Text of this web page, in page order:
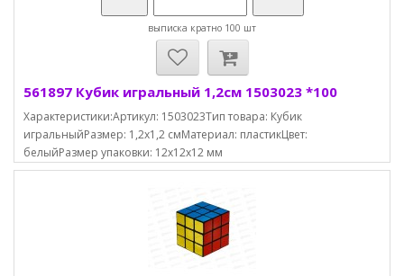
выписка кратно 100 шт
561897 Кубик игральный 1,2см 1503023 *100
Характеристики:Артикул: 1503023Тип товара: Кубик
игральныйРазмер: 1,2х1,2 смМатериал: пластикЦвет:
белыйРазмер упаковки: 12х12х12 мм